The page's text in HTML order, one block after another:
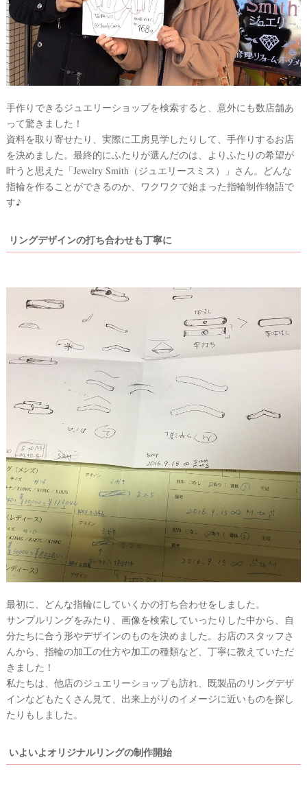
手作りできるジュエリーショップを検索すると、意外にも数店舗あ
って驚きました！
資料を取り寄せたり、実際に工房見学したりして、手作りするお店
を決めました。最終的にふたりが選んだのは、よりふたりの希望が
叶うと思えた「Jewelry Smith（ジュエリースミス）」さん。どんな
指輪を作ることができるのか、ワクワクで始まった指輪制作物語で
す♪
リングデザインの打ち合わせも丁寧に
最初に、どんな指輪にしていくかの打ち合わせをしました。
サンプルリングをみたり、画像を検索していったりした中から、自
分たちに合う形やデザインのものを決めました。お店のスタッフさ
んから、指輪の加工の仕方や加工の種類など、丁寧に教えていただ
きました！
私たちは、他店のジュエリーショップも訪れ、既製品のリングデザ
インなどもたくさん見て、出来上がりのイメージに近いものを探し
たりもしました。
いよいよオリジナルリングの制作開始
試
着
ポ
ウ
ェ
デ
ン
グ
ト